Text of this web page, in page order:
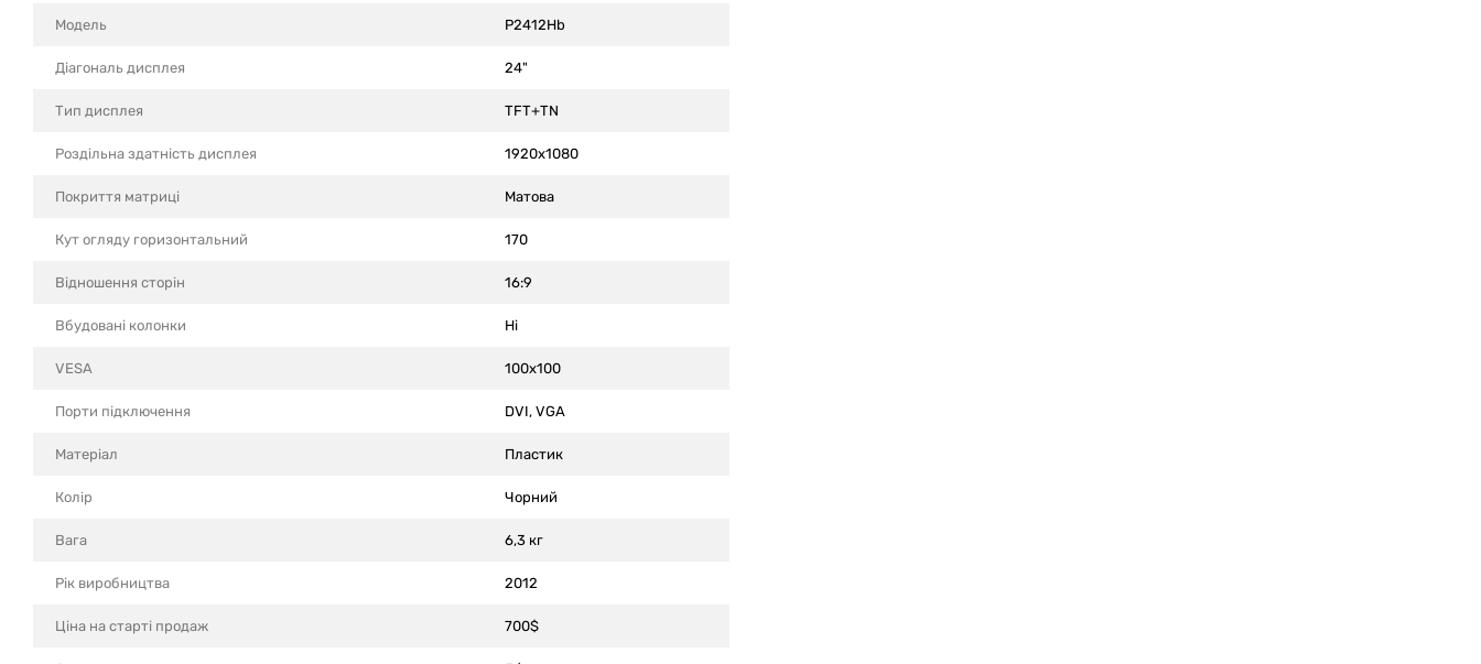
Модель P2412Hb
Діагональ дисплея 24"
Тип дисплея TFT+TN
Роздільна здатність дисплея 1920x1080
Покриття матриці Матова
Кут огляду горизонтальний 170
Відношення сторін 16:9
Вбудовані колонки Ні
VESA 100x100
Порти підключення DVI, VGA
Матеріал Пластик
Колір Чорний
Вага 6,3 кг
Рік виробництва 2012
Ціна на старті продаж 700$